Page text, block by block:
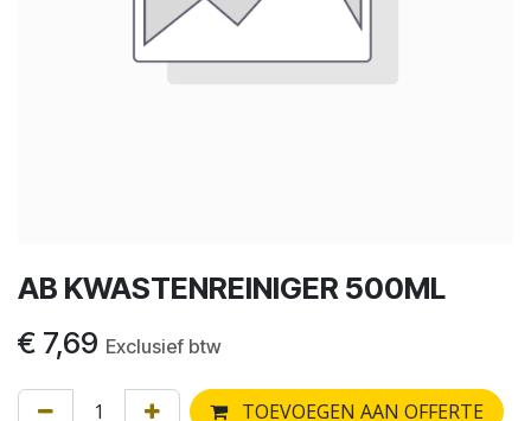
AB KWASTENREINIGER 500ML
€ 7,69 Exclusief btw
TOEVOEGEN AAN OFFERTE